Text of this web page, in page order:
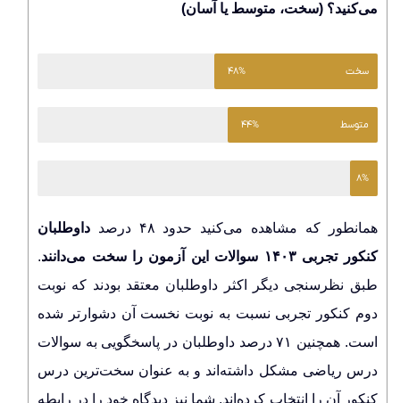
می‌کنید؟ (سخت، متوسط یا آسان)
سخت ۴۸%
متوسط ۴۴%
آسان
۸%
همانطور که مشاهده می‌کنید حدود ۴۸ درصد
داوطلبان
کنکور تجربی ۱۴۰۳ سوالات این آزمون را سخت می‌دانند
.
طبق نظرسنجی دیگر اکثر داوطلبان معتقد بودند که نوبت
دوم کنکور تجربی نسبت به نوبت نخست آن دشوارتر شده
است. همچنین ۷۱ درصد داوطلبان در پاسخگویی به سوالات
درس ریاضی مشکل داشته‌اند و به عنوان سخت‌ترین درس
کنکور آن را انتخاب کرده‌اند. شما نیز دیدگاه خود را در رابطه